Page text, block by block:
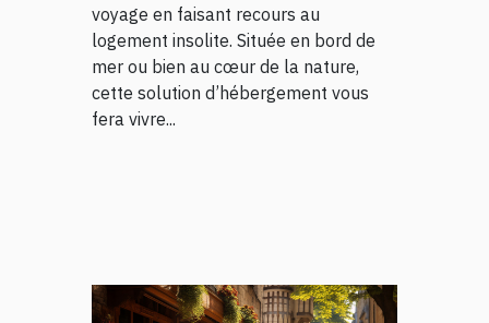
voyage en faisant recours au
logement insolite. Située en bord de
mer ou bien au cœur de la nature,
cette solution d’hébergement vous
fera vivre...